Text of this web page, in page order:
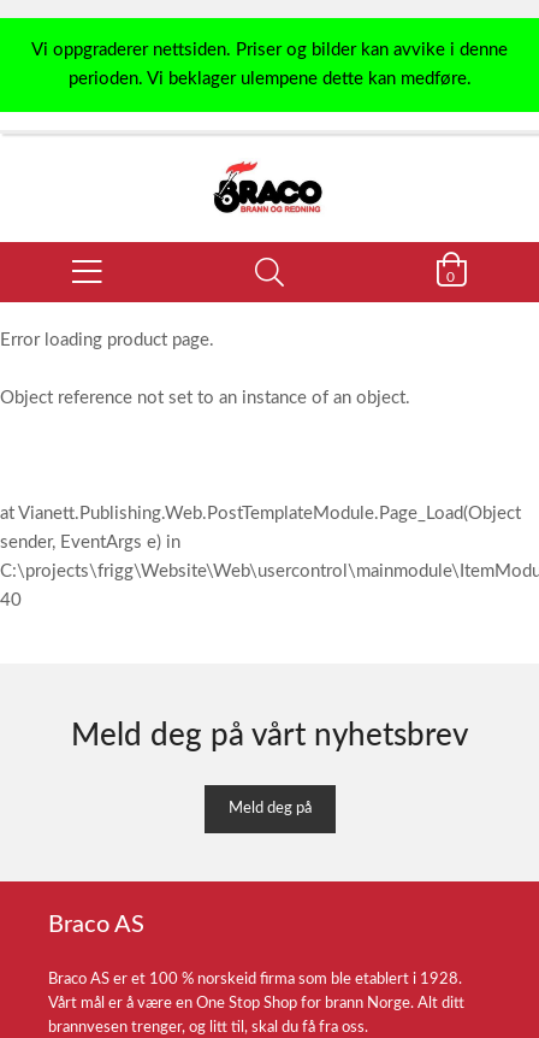
Vi oppgraderer nettsiden. Priser og bilder kan avvike i denne
perioden. Vi beklager ulempene dette kan medføre.
0
Error loading product page.
Object reference not set to an instance of an object.
at Vianett.Publishing.Web.PostTemplateModule.Page_Load(Object
sender, EventArgs e) in
40
Meld deg på vårt nyhetsbrev
Meld deg på
Braco AS
Braco AS er et 100 % norskeid firma som ble etablert i 1928.
Vårt mål er å være en One Stop Shop for brann Norge. Alt ditt
brannvesen trenger, og litt til, skal du få fra oss.